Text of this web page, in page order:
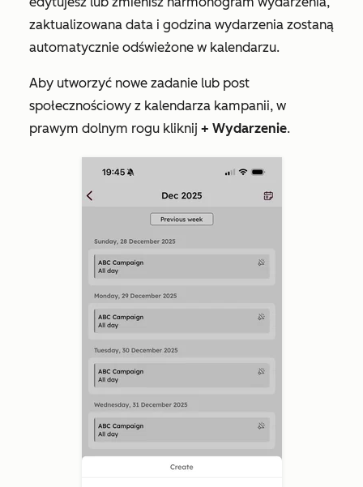
zaktualizowana data i godzina wydarzenia zostaną
automatycznie odświeżone w kalendarzu.
Aby utworzyć nowe zadanie lub post
społecznościowy z kalendarza kampanii, w
prawym dolnym rogu kliknij + Wydarzenie.